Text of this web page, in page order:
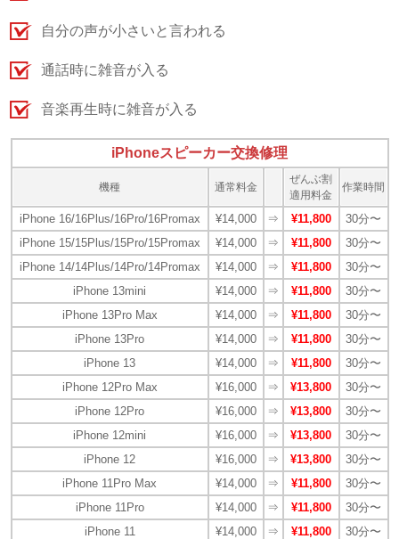
自分の声が小さいと言われる
通話時に雑音が入る
音楽再生時に雑音が入る
iPhoneスピーカー交換修理
機種 通常料金
ぜんぶ割
適用料金
作業時間
iPhone 16/16Plus/16Pro/16Promax ¥14,000 ⇒ ¥11,800
30分〜
iPhone 15/15Plus/15Pro/15Promax
¥14,000 ⇒ ¥11,800
30分〜
iPhone 14/14Plus/14Pro/14Promax
¥14,000 ⇒ ¥11,800
30分〜
iPhone 13mini
¥14,000 ⇒ ¥11,800
30分〜
iPhone 13Pro Max
¥14,000 ⇒ ¥11,800
30分〜
iPhone 13Pro
¥14,000 ⇒ ¥11,800
30分〜
iPhone 13
¥14,000 ⇒ ¥11,800
30分〜
iPhone 12Pro Max
¥16,000 ⇒ ¥13,800
30分〜
iPhone 12Pro
¥16,000 ⇒ ¥13,800
30分〜
iPhone 12mini
¥16,000 ⇒ ¥13,800
30分〜
iPhone 12
¥16,000 ⇒ ¥13,800
30分〜
iPhone 11Pro Max
¥14,000 ⇒ ¥11,800
30分〜
iPhone 11Pro
¥14,000 ⇒ ¥11,800
30分〜
iPhone 11
¥14,000 ⇒ ¥11,800
30分〜